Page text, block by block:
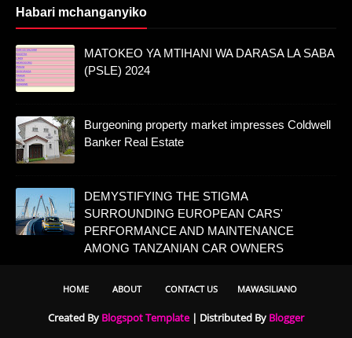
Habari mchanganyiko
MATOKEO YA MTIHANI WA DARASA LA SABA
(PSLE) 2024
Burgeoning property market impresses Coldwell
Banker Real Estate
DEMYSTIFYING THE STIGMA
SURROUNDING EUROPEAN CARS'
PERFORMANCE AND MAINTENANCE
AMONG TANZANIAN CAR OWNERS
HOME ABOUT CONTACT US MAWASILIANO
Created By Blogspot Template| Distributed By Blogger